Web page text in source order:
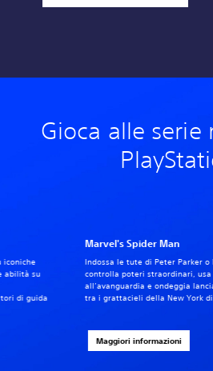
Gioca alle serie
Marvel's Spider Man
Indossa le tute di Peter Parker o
controlla poteri straordinari,
all’avanguardia e ondeggia
tra i grattacieli della New York
Maggiori informazioni
iconiche
abilità su
di guida